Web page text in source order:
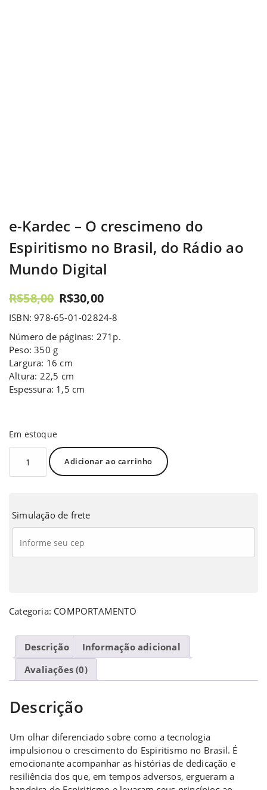
e-Kardec – O crescimeno do
Espiritismo no Brasil, do Rádio ao
Mundo Digital
R$58,00 R$30,00
ISBN: 978-65-01-02824-8
Número de páginas: 271p.
Peso: 350 g
Largura: 16 cm
Altura: 22,5 cm
Espessura: 1,5 cm
Em estoque
Adicionar ao carrinho
Simulação de frete
Categoria: COMPORTAMENTO
Descrição
Informação adicional
Avaliações (0)
Descrição
Um olhar diferenciado sobre como a tecnologia
impulsionou o crescimento do Espiritismo no Brasil. É
emocionante acompanhar as histórias de dedicação e
resiliência dos que, em tempos adversos, ergueram a